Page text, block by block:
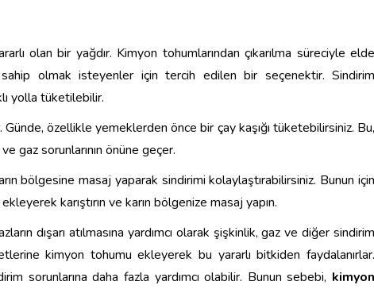
olan bir yağdır. Kimyon tohumlarından çıkarılma süreciyle elde
olmak isteyenler için tercih edilen bir seçenektir. Sindirim
yolla tüketilebilir.
özellikle yemeklerden önce bir çay kaşığı tüketebilirsiniz. Bu,
gaz sorunlarının önüne geçer.
bölgesine masaj yaparak sindirimi kolaylaştırabilirsiniz. Bunun için
karıştırın ve karın bölgenize masaj yapın.
dışarı atılmasına yardımcı olarak şişkinlik, gaz ve diğer sindirim
kimyon tohumu ekleyerek bu yararlı bitkiden faydalanırlar.
sorunlarına daha fazla yardımcı olabilir. Bunun sebebi, kimyon